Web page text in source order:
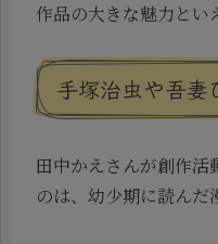
作品の大きな魅力とい
手塚治虫や吾妻
田中かえさんが創作活
のは、幼少期に読んだ